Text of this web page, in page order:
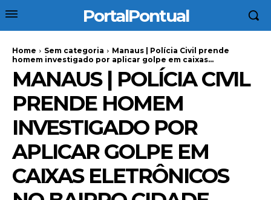
PortalPontual
Home Sem categoria
Manaus | Polícia Civil prende
homem investigado por aplicar golpe em caixas...
MANAUS | POLÍCIA CIVIL
PRENDE HOMEM
INVESTIGADO POR
APLICAR GOLPE EM
CAIXAS ELETRÔNICOS